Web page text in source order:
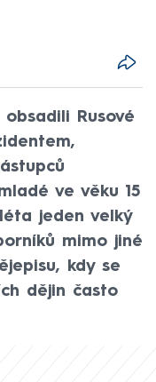
Rusové
ve věku 15
jeden velký
mimo jiné
kdy se
dějin často